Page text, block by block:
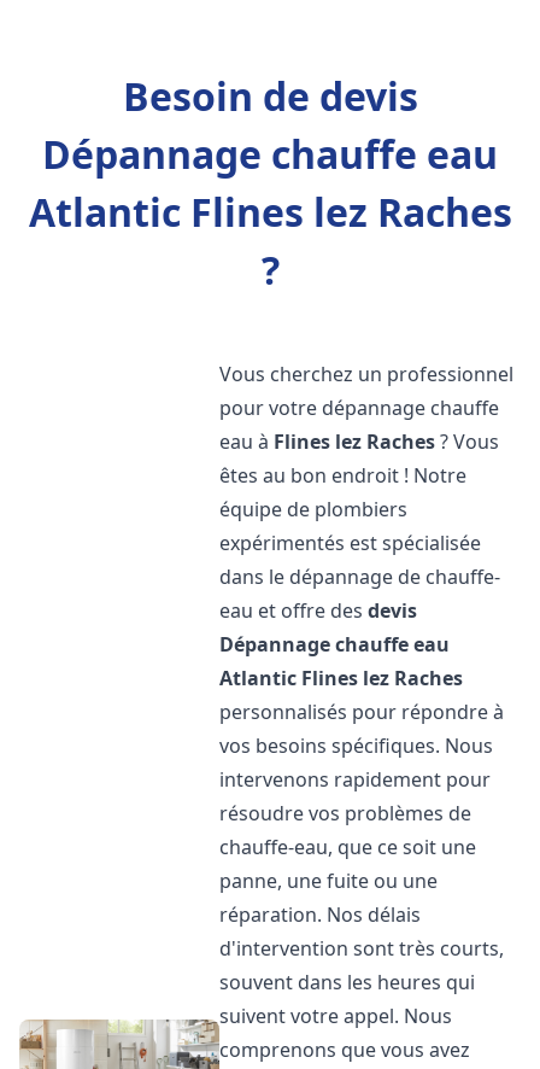
Besoin de devis
Dépannage chauffe eau
Atlantic Flines lez Raches
?
Vous cherchez un professionnel
pour votre dépannage chauffe
eau à Flines lez Raches? Vous
êtes au bon endroit ! Notre
équipe de plombiers
expérimentés est spécialisée
dans le dépannage de chauffe-
eau et offre desdevis
Dépannage chauffe eau
Atlantic Flines lez Raches
personnalisés pour répondre à
vos besoins spécifiques. Nous
intervenons rapidement pour
résoudre vos problèmes de
chauffe-eau, que ce soit une
panne, une fuite ou une
réparation. Nos délais
d'intervention sont très courts,
souvent dans les heures qui
suivent votre appel. Nous
comprenons que vous avez